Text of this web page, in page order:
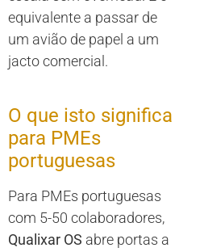
equivalente a passar de
um avião de papel a um
jacto comercial.
O que isto significa
para PMEs
portuguesas
Para PMEs portuguesas
com 5-50 colaboradores,
Qualixar OS abre portas a